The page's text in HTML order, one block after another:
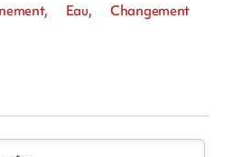
Eau, Changement